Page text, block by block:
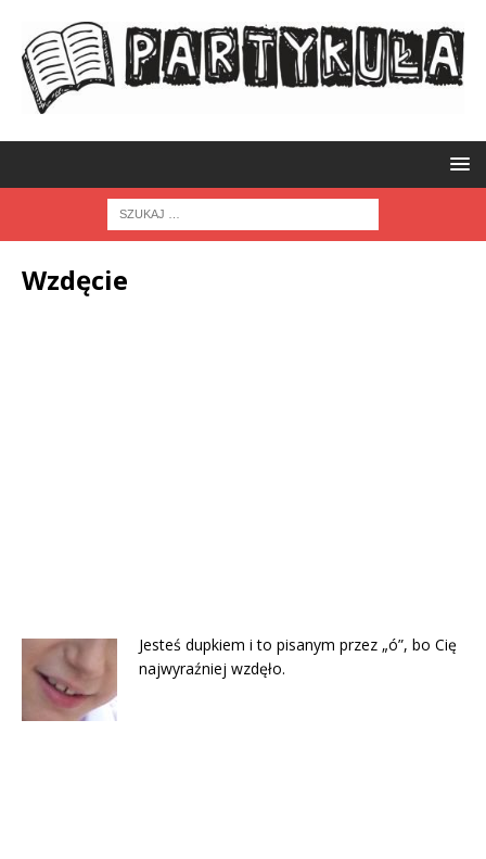
Wzdęcie
Jesteś dupkiem i to pisanym przez „ó”, bo Cię
najwyraźniej wzdęło.